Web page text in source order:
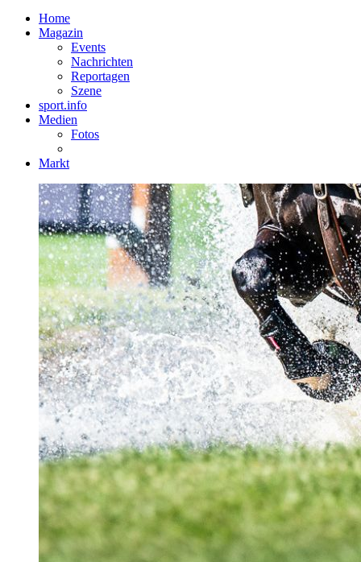
Home
Magazin
Events
Nachrichten
Reportagen
Szene
sport.info
Medien
Fotos
Markt